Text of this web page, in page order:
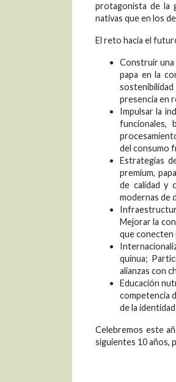
protagonista de la
nativas que en los
El reto hacia el
Construir una
papa en la
presencia en
Impulsar la
funcionales,
del consumo
Estrategias
premium,
de calidad y
modernas de
Mejorar la
que
quinua;
alianzas con
Educación
competencia
de la
Celebremos este
siguientes 10 años,